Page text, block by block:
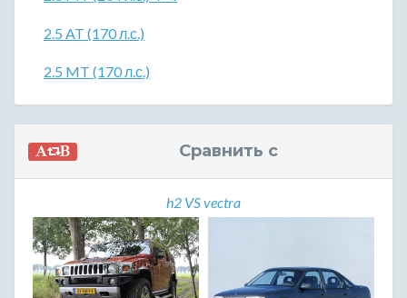
2.5 AT (170 л.с.)
2.5 MT (170 л.с.)
Сравнить с
h2 VS vectra